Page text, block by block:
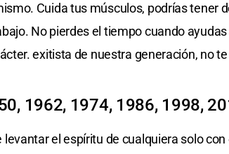
Cuida tus músculos, podrías tener
No pierdes el tiempo cuando
exitista de nuestra generación, no
1962, 1974, 1986, 1998,
levantar el espíritu de cualquiera solo